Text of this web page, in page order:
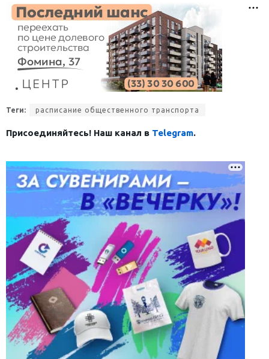
Теги: расписание общественного транспорта
Присоединяйтесь! Наш канал в Telegram.